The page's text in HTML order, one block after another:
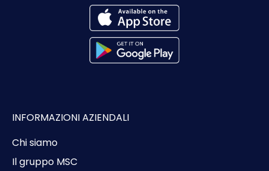
INFORMAZIONI AZIENDALI
Chi siamo
Il gruppo MSC